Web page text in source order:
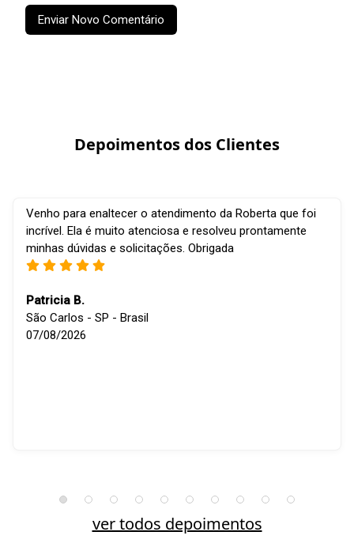
Enviar Novo Comentário
Depoimentos dos Clientes
Venho para enaltecer o atendimento da Roberta que foi
incrível. Ela é muito atenciosa e resolveu prontamente
minhas dúvidas e solicitações. Obrigada
Patricia B.
São Carlos - SP - Brasil
07/08/2026
ver todos depoimentos